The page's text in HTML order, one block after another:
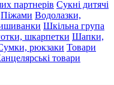
партнерів Сукні дитячі
Піжами Водолазки,
Шкільна група
шкарпетки Шапки,
рюкзаки Товари
товари